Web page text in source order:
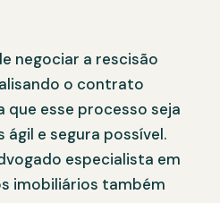
negociar a rescisão
o contrato
esse processo seja
e segura possível.
especialista em
imobiliários também